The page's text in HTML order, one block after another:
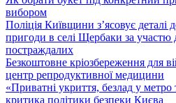
вибором
Поліція Київщини з’ясовує деталі
пригоди в селі Щербаки за участю
постраждалих
Безкоштовне кріозбереження для
центр репродуктивної медицини
«Приватні укриття, безлад у метро
критика політики безпеки Києва